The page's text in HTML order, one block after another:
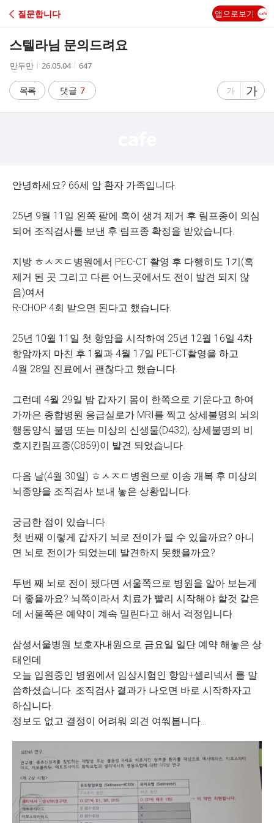
C
질문합니다 앱으로보기
스텔라님 문의드려요
작
자
만두만
작
시
간
26.05.04
조
수
647
목록 댓글 7
글
가
글
자
가
안녕하세요? 66세 암 환자 가족입니다.
25년 9월 11일 왼쪽 팔에 혹이 생겨 제거 후 림프종이 의심
되어 조직검사를 보낸 후 림프종 확정을 받았습니다.
지방 ㅎㅅㅈㄷ병원에서 PEC-CT 촬영 후 다행히도 1기(혹
제거 된 곳 그리고 다른 어느곳에서도 전이 발견 되지 않
음)여서
R-CHOP 4회 받으면 된다고 했습니다.
25년 10월 11일 첫 항암을 시작하여 25년 12월 16일 4차
항암까지 마친 후 1월과 4월 17일 PET-CT촬영을 하고
4월 28일 진료에서 괜찮다고 했습니다.
그런데 4월 29일 밤 갑자기 몸이 한쪽으로 기운다고 하여
가까은 종합병원 응급실로가 MRI를 찍고 상세불명의 뇌의
행동양식 불명 또는 미상의 신생물(D432), 상세불명의 비
호지킨림프종(C859)이 발견 되었습니다.
다음 날(4월 30일) ㅎㅅㅈㄷ병원으로 이송 개복 후 미상의
뇌종양을 조직검사 보내 놓은 상황입니다.
궁금한 점이 있습니다.
첫 번째 이렇게 갑자기 뇌로 전이가 될 수 있을까요? 아니
면 뇌로 전이가 되었는데 발견하지 못했을까요?
두번 째 뇌로 전이 됐다면 서울쪽으로 병원을 알아 보는게
더 좋을까요? 뇌쪽이라서 치료가 빨리 시작해야 할것 같은
데 서울쪽은 예약이 계속 밀린다고 해서 걱정입니다
삼성서울병원 보호자내원으로 금요일 일단 예약 해놓은 상
태인데
오늘 입원중인 병원에서 임상시험인 항암+셀리넥서 를 말
씀하셨습니다. 조직검사 결과가 나오면 바로 시작하자고
하십니다.
정보도 없고 결정이 어려워 의견 여쭤봅니다…